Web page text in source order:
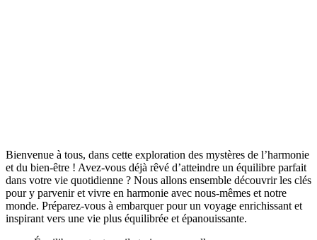
Bienvenue à tous, dans cette exploration des mystères de l’harmonie
et du bien-être ! Avez-vous déjà rêvé d’atteindre un équilibre parfait
dans votre vie quotidienne ? Nous allons ensemble découvrir les clés
pour y parvenir et vivre en harmonie avec nous-mêmes et notre
monde. Préparez-vous à embarquer pour un voyage enrichissant et
inspirant vers une vie plus équilibrée et épanouissante.